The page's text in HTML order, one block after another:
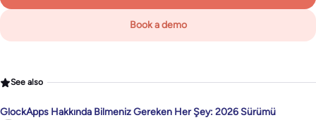
Book a demo
See also
GlockApps Hakkında Bilmeniz Gereken Her Şey: 2026 Sürümü